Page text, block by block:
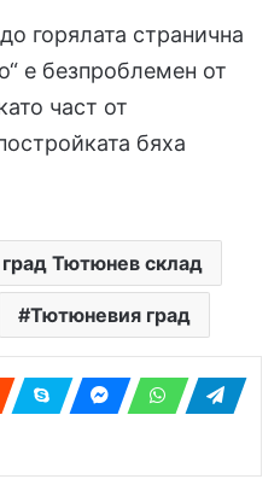
горялата странична
е безпроблемен от
част от
бяха
Тютюнев склад
Тютюневия град